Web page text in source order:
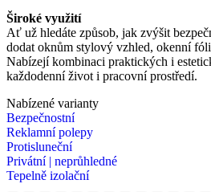
Široké využití
Ať už hledáte způsob, jak zvýšit
dodat oknům stylový vzhled, okenní
Nabízejí kombinaci praktických i
každodenní život i pracovní prostředí.
Nabízené varianty
Bezpečnostní
Reklamní polepy
Protisluneční
Privátní | neprůhledné
Tepelně izolační